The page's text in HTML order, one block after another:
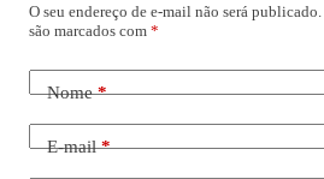
O seu endereço de e-mail não será publicado.
são marcados com *
Nome*
E-mail*